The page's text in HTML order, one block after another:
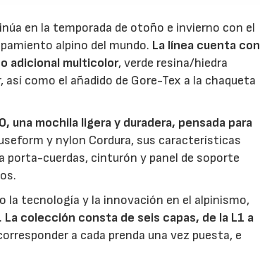
en la temporada de otoño e invierno con el
alpino del mundo. La línea cuenta con
adicional multicolor, verde resina/hiedra
como el añadido de Gore-Tex a la chaqueta
una mochila ligera y duradera, pensada para
y nylon Cordura, sus características
porta-cuerdas, cinturón y panel de soporte
la tecnología y la innovación en el alpinismo,
La colección consta de seis capas, de la L1 a
a cada prenda una vez puesta, e